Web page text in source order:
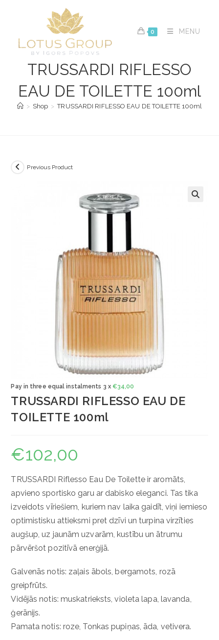
0 MENU
TRUSSARDI RIFLESSO
EAU DE TOILETTE 100ml
> Shop > TRUSSARDI RIFLESSO EAU DE TOILETTE 100ml
Previous Product
Pay in three equal instalments 3 x €34,00
TRUSSARDI RIFLESSO EAU DE
TOILETTE 100ml
€102,00
TRUSSARDI Riflesso Eau De Toilette ir aromāts,
apvieno sportisko garu ar dabisko eleganci. Tas tika
izveidots vīriešiem, kuriem nav laika gaidīt, viņi iemieso
optimistisku attieksmi pret dzīvi un turpina virzīties
augšup, uz jaunām uzvarām, kustību un ātrumu
pārvēršot pozitīvā enerģijā.
Galvenās notis: zaļais ābols, bergamots, rozā
greipfrūts.
Vidējās notis: muskatrieksts, violeta lapa, lavanda,
ģerānijs.
Pamata notis: roze, Tonkas pupiņas, āda, vetivera.